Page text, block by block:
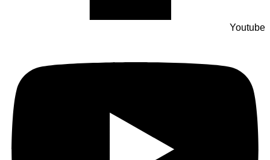
Youtube